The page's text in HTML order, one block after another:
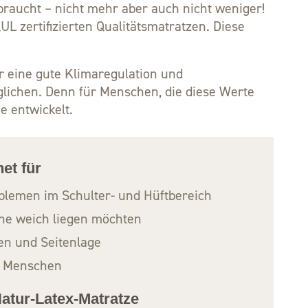
– nicht mehr aber auch nicht weniger!
zertifizierten Qualitätsmatratzen. Diese
eine gute Klimaregulation und
Denn für Menschen, die diese Werte
entwickelt.
für
im Schulter- und Hüftbereich
weich liegen möchten
und Seitenlage
Latex-Matratze